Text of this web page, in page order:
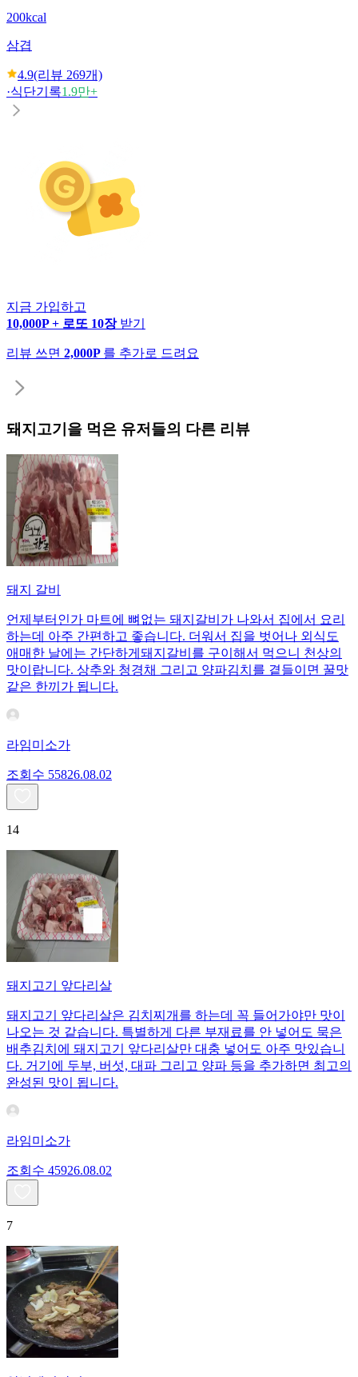
200kcal
삼겹
4.9(리뷰 269개)
·식단기록1.9만+
지금 가입하고
10,000P + 로또 10장 받기
리뷰 쓰면 2,000P 를 추가로 드려요
돼지고기 을 먹은 유저들의 다른 리뷰
돼지 갈비
언제부터인가 마트에 뼈없는 돼지갈비가 나와서 집에서 요리
하는데 아주 간편하고 좋습니다. 더워서 집을 벗어나 외식도
애매한 날에는 간단하게돼지갈비를 구이해서 먹으니 천상의
맛이랍니다. 상추와 청경채 그리고 양파김치를 곁들이면 꿀맛
같은 한끼가 됩니다.
라임미소가
조회수 55826.08.02
14
돼지고기 앞다리살
돼지고기 앞다리살은 김치찌개를 하는데 꼭 들어가야만 맛이
나오는 것 같습니다. 특별하게 다른 부재료를 안 넣어도 묵은
배추김치에 돼지고기 앞다리살만 대충 넣어도 아주 맛있습니
다. 거기에 두부, 버섯, 대파 그리고 양파 등을 추가하면 최고의
완성된 맛이 됩니다.
라임미소가
조회수 45926.08.02
7